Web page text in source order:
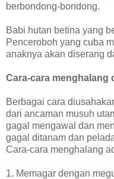
berbondong-bondong.
Babi hutan betina yang
Penceroboh yang cuba
anaknya akan diserang
Cara-cara menghalang
Berbagai cara
dari ancaman musuh
gagal mengawal dan
gagal ditanam dan
Cara-cara menghalang
1. Memagar dengan